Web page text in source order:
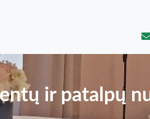
ir patalpų